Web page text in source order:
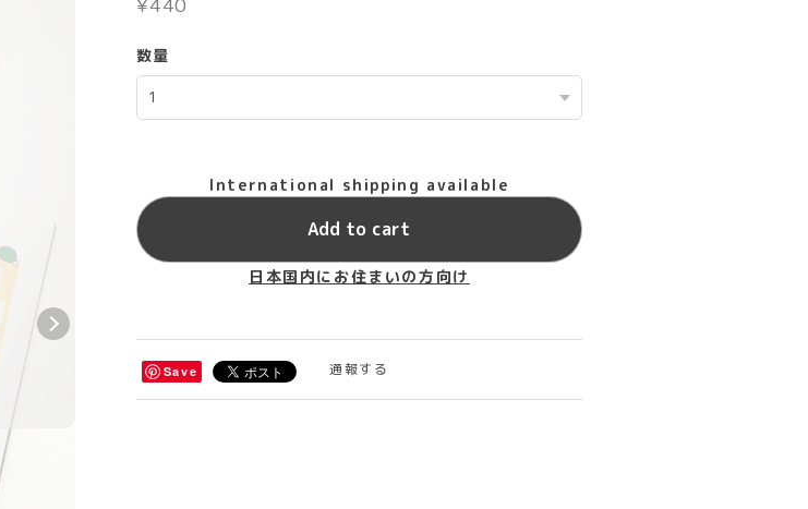
数量
International shipping available
Add to cart
日本国内にお住まいの方向け
Save 通報する